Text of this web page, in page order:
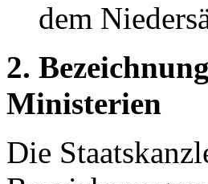
dem
2.
Ministerien
Die